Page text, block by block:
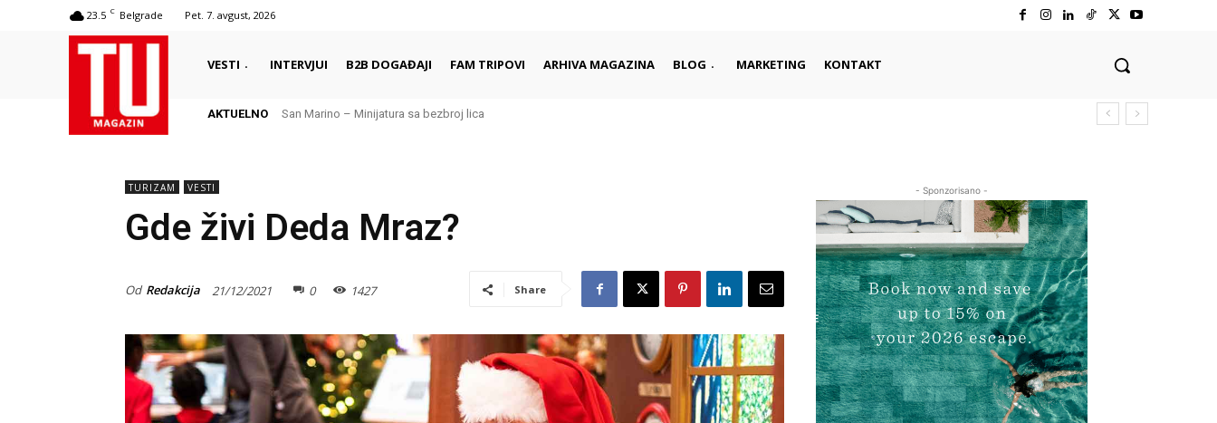
23.5 C Belgrade Pet. 7. avgust, 2026
VESTI INTERVJUI B2B DOGAĐAJI FAM TRIPOVI ARHIVA MAGAZINA BLOG MARKETING KONTAKT
AKTUELNO San Marino – Minijatura sa bezbroj lica
TURIZAM VESTI
Gde živi Deda Mraz?
Od Redakcija 21/12/2021 0 1427 Share
- Sponzorisano -